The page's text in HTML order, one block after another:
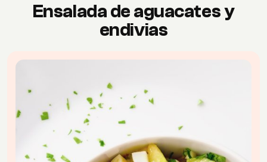
Ensalada de aguacates y
endivias